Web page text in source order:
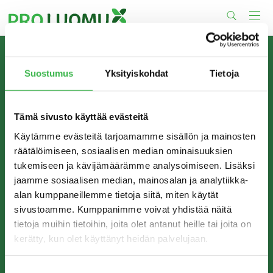
Suostumus Yksityiskohdat Tietoja
Tämä sivusto käyttää evästeitä
Käytämme evästeitä tarjoamamme sisällön ja mainosten
räätälöimiseen, sosiaalisen median ominaisuuksien
tukemiseen ja kävijämäärämme analysoimiseen. Lisäksi
jaamme sosiaalisen median, mainosalan ja analytiikka-
alan kumppaneillemme tietoja siitä, miten käytät
sivustoamme. Kumppanimme voivat yhdistää näitä
tietoja muihin tietoihin, joita olet antanut heille tai joita on
kerätty, kun olet käyttänyt heidän palvelujaan.
to
content
TIETOA MEISTÄ
Pro Luomu on luomualan yhteistyöorganisaatio, joka